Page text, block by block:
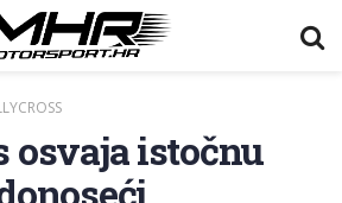
osvaja istočnu